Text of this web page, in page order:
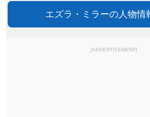
エズラ・ミラーの人物情
[ADVERTISEMENT]